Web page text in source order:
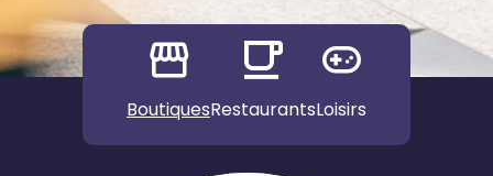
BoutiquesRestaurantsLoisirs